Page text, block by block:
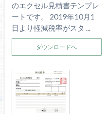
のエクセル見積書テンプレ
ートです。 2019年10月1
日より軽減税率がスタ ...
ダウンロードへ